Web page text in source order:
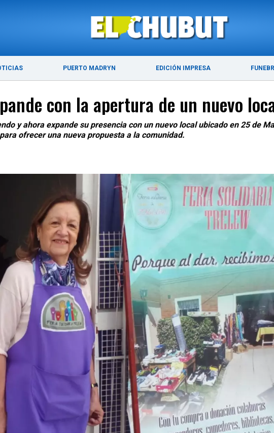
PUERTO MADRYN EDICIÓN IMPRESA
ÚLTIMAS NOTICIAS PUERTO MADRYN
con la apertura de un nuevo
y ahora expande su presencia con un nuevo local ubicado en 25 de
ofrecer una nueva propuesta a la comunidad.